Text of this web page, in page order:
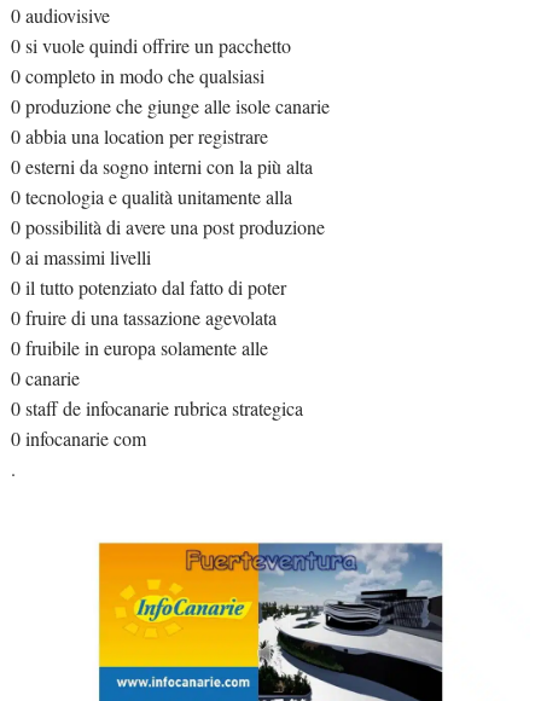
0 audiovisive
0 si vuole quindi offrire un pacchetto
0 completo in modo che qualsiasi
0 produzione che giunge alle isole canarie
0 abbia una location per registrare
0 esterni da sogno interni con la più alta
0 tecnologia e qualità unitamente alla
0 possibilità di avere una post produzione
0 ai massimi livelli
0 il tutto potenziato dal fatto di poter
0 fruire di una tassazione agevolata
0 fruibile in europa solamente alle
0 canarie
0 staff de infocanarie rubrica strategica
0 infocanarie com
.